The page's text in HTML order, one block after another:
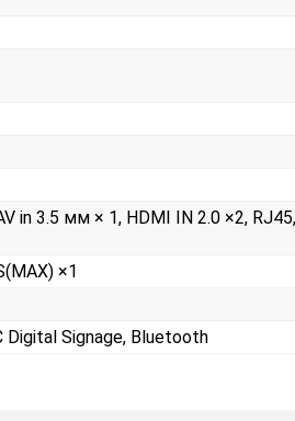
in 3.5 мм × 1, HDMI IN 2.0 ×2,
×1
Digital Signage, Bluetooth